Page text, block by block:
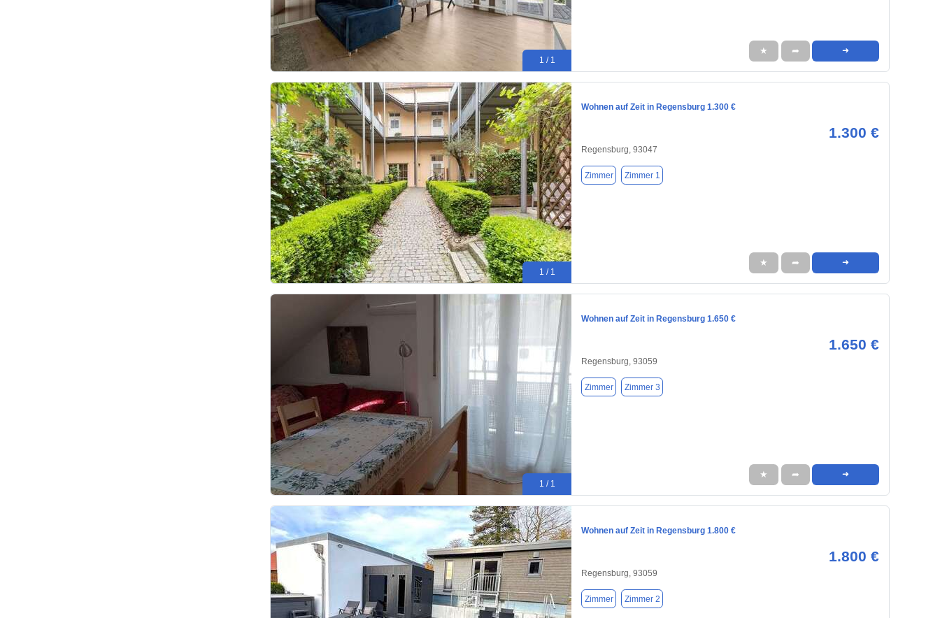
1 / 1
★ ➦ ➜
1 / 1
Wohnen auf Zeit in Regensburg 1.300 €
1.300 €
Regensburg, 93047
Zimmer Zimmer 1
★ ➦ ➜
1 / 1
Wohnen auf Zeit in Regensburg 1.650 €
1.650 €
Regensburg, 93059
Zimmer Zimmer 3
★ ➦ ➜
Wohnen auf Zeit in Regensburg 1.800 €
1.800 €
Regensburg, 93059
Zimmer Zimmer 2